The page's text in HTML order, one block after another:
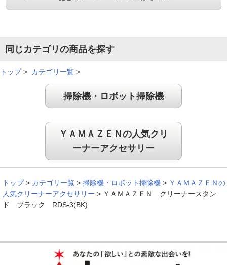
同じカテゴリの商品を探す
トップ> カテゴリ一覧 >
掃除機・ロボット掃除機
ＹＡＭＡＺＥＮの人気クリ
ーナーアクセサリー
トップ > カテゴリ一覧 > 掃除機・ロボット掃除機 > ＹＡＭＡＺＥＮの
人気クリーナーアクセサリー > ＹＡＭＡＺＥＮ クリーナースタン
ド ブラック RDS-3(BK)